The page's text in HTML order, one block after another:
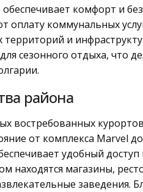
комфорт и
оплату коммунальных
и
сезонного отдыха, что
района
востребованных
от комплекса Marvel до
удобный
находятся магазины,
заведения.